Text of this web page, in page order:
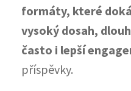
formáty, které
vysoký dosah,
často i lepší
příspěvky.